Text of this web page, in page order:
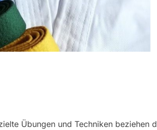
Übungen und Techniken beziehen